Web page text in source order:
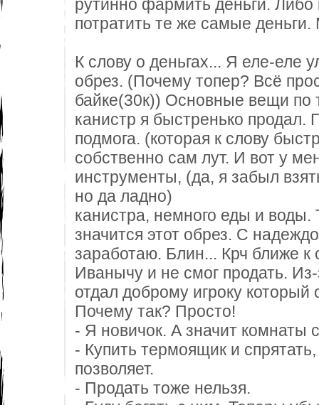
рутинно фармить деньги. Либо
потратить те же самые
К слову о деньгах... Я еле-еле
обрез. (Почему топер? Всё
байке(30к)) Основные вещи по
канистр я быстренько продал.
подмога. (которая к слову
собственно сам лут. И вот у
инструменты, (да, я забыл
но да ладно)
канистра, немного еды и
значится этот обрез. С
заработаю. Блин... Крч ближе к
Иванычу и не смог продать. Из-
отдал доброму игроку
Почему так? Просто!
- Я новичок. А значит комнаты
- Купить термоящик и
позволяет.
- Продать тоже нельзя.